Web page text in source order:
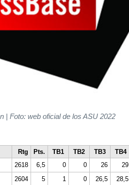
| Foto: web oficial de los ASU 2022
Rtg Pts. TB1 TB2 TB3 TB4
2618 6,5 0 0 26 29
2604 5 1 0 26,5 28,5